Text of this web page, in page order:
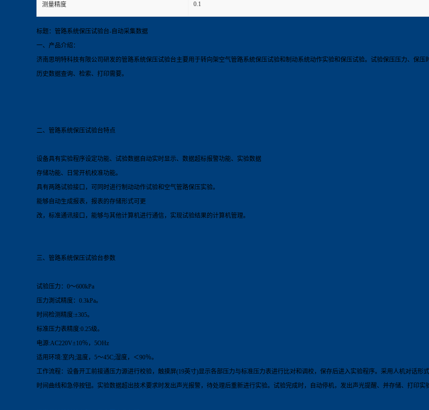
测量精度 0.1
标题：管路系统保压试验台-自动采集数据
一、产品介绍：
济南思明特科技有限公司研发的管路系统保压试验台主要用于转向架空气管路系統保压试验和制动系统动作实验和保压试验。试验保压压力、保
历史数据查询、检索、打印需要。
二、管路系统保压试验台特点
设备具有实验程序设定功能、试验数据自动实时显示、数据超标报警功能、实验数据
存储功能、日常开机校准功能。
具有两路试验接口，可同时进行制动动作试验和空气管路保压实验。
能够自动生成报表，报表的存储形式可更
改，标准通讯接口，能够与其他计算机进行通信，实现试验结果的计算机管理。
三、管路系统保压试验台参数
试验压力：0～600kPa
压力測试精度：0.3kPa。
时间检测精度:±305。
标准压力表精度:0.25级。
电源:AC220V±10％，5OHz
适用环境:室内;温度，5～45C;湿度，＜90％。
工作流程：设备开工前接通压力源进行校验，触摸屏(19英寸)显示各部压力与标准压力表进行比对和调校，保存后进入实验程序。采用人机对话
时间曲线和急停按钮。实验数据超出技术要求时发出声光报警，待处理后重新进行实验。试验完成时，自动停机，发出声光提醒、并存储、打印实